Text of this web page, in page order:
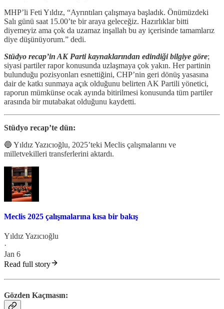
MHP’li Feti Yıldız, “Ayrıntıları çalışmaya başladık. Önümüzdeki
Salı günü saat 15.00’te bir araya geleceğiz. Hazırlıklar bitti
diyemeyiz ama çok da uzamaz inşallah bu ay içerisinde tamamlarız
diye düşünüyorum.” dedi.
Stüdyo recap’in AK Parti kaynaklarından edindiği bilgiye göre;
siyasi partiler rapor konusunda uzlaşmaya çok yakın. Her partinin
bulunduğu pozisyonları esnettiğini, CHP’nin geri dönüş yasasına
dair de katkı sunmaya açık olduğunu belirten AK Partili yönetici,
raporun mümkünse ocak ayında bitirilmesi konusunda tüm partiler
arasında bir mutabakat olduğunu kaydetti.
Stüdyo recap’te dün:
🔵 Yıldız Yazıcıoğlu, 2025’teki Meclis çalışmalarını ve
milletvekilleri transferlerini aktardı.
Meclis 2025 çalışmalarına kısa bir bakış
Yıldız Yazıcıoğlu
·
Jan 6
Read full story
Gözden Kaçmasın: